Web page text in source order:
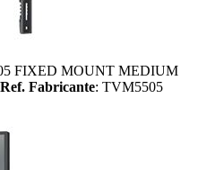
FIXED MOUNT MEDIUM
Ref. Fabricante: TVM5505